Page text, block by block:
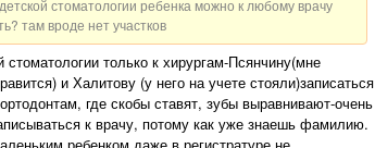
стоматологии ребенка можно к любому врачу
там вроде нет участков
стоматологии только к хирургам-Псянчину(мне
и Халитову (у него на учете стояли)записаться
где скобы ставят, зубы выравнивают-очень
к врачу, потому как уже знаешь фамилию.